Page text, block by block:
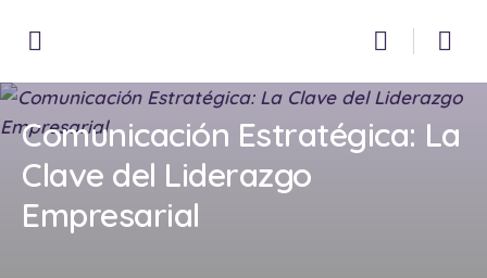
Comunicación Estratégica: La
Clave del Liderazgo
Empresarial